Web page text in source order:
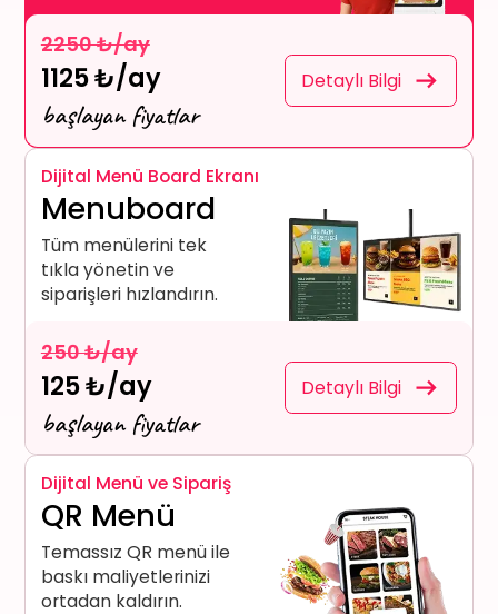
2250 ₺/ay
1125 ₺/ay
başlayan fiyatlar
Detaylı Bilgi
Dijital Menü Board Ekranı
Menuboard
Tüm menülerini tek
tıkla yönetin ve
siparişleri hızlandırın.
250 ₺/ay
125 ₺/ay
başlayan fiyatlar
Detaylı Bilgi
Dijital Menü ve Sipariş
QR Menü
Temassız QR menü ile
baskı maliyetlerinizi
ortadan kaldırın.